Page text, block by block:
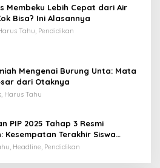
Membeku Lebih Cepat dari Air
Bisa? Ini Alasannya
Tahu, Pendidikan
Mengenai Burung Unta: Mata
dari Otaknya
Harus Tahu
PIP 2025 Tahap 3 Resmi
Kesempatan Terakhir Siswa
Bantuan Pendidikan hingga
Headline, Pendidikan